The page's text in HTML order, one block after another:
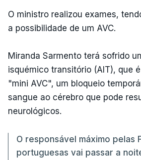
O ministro realizou exames,
a possibilidade de um AVC.
Miranda Sarmento terá sofrido
isquémico transitório (AIT), que
"mini AVC", um bloqueio
sangue ao cérebro que pode
neurológicos.
O responsável máximo pelas
portuguesas vai passar a